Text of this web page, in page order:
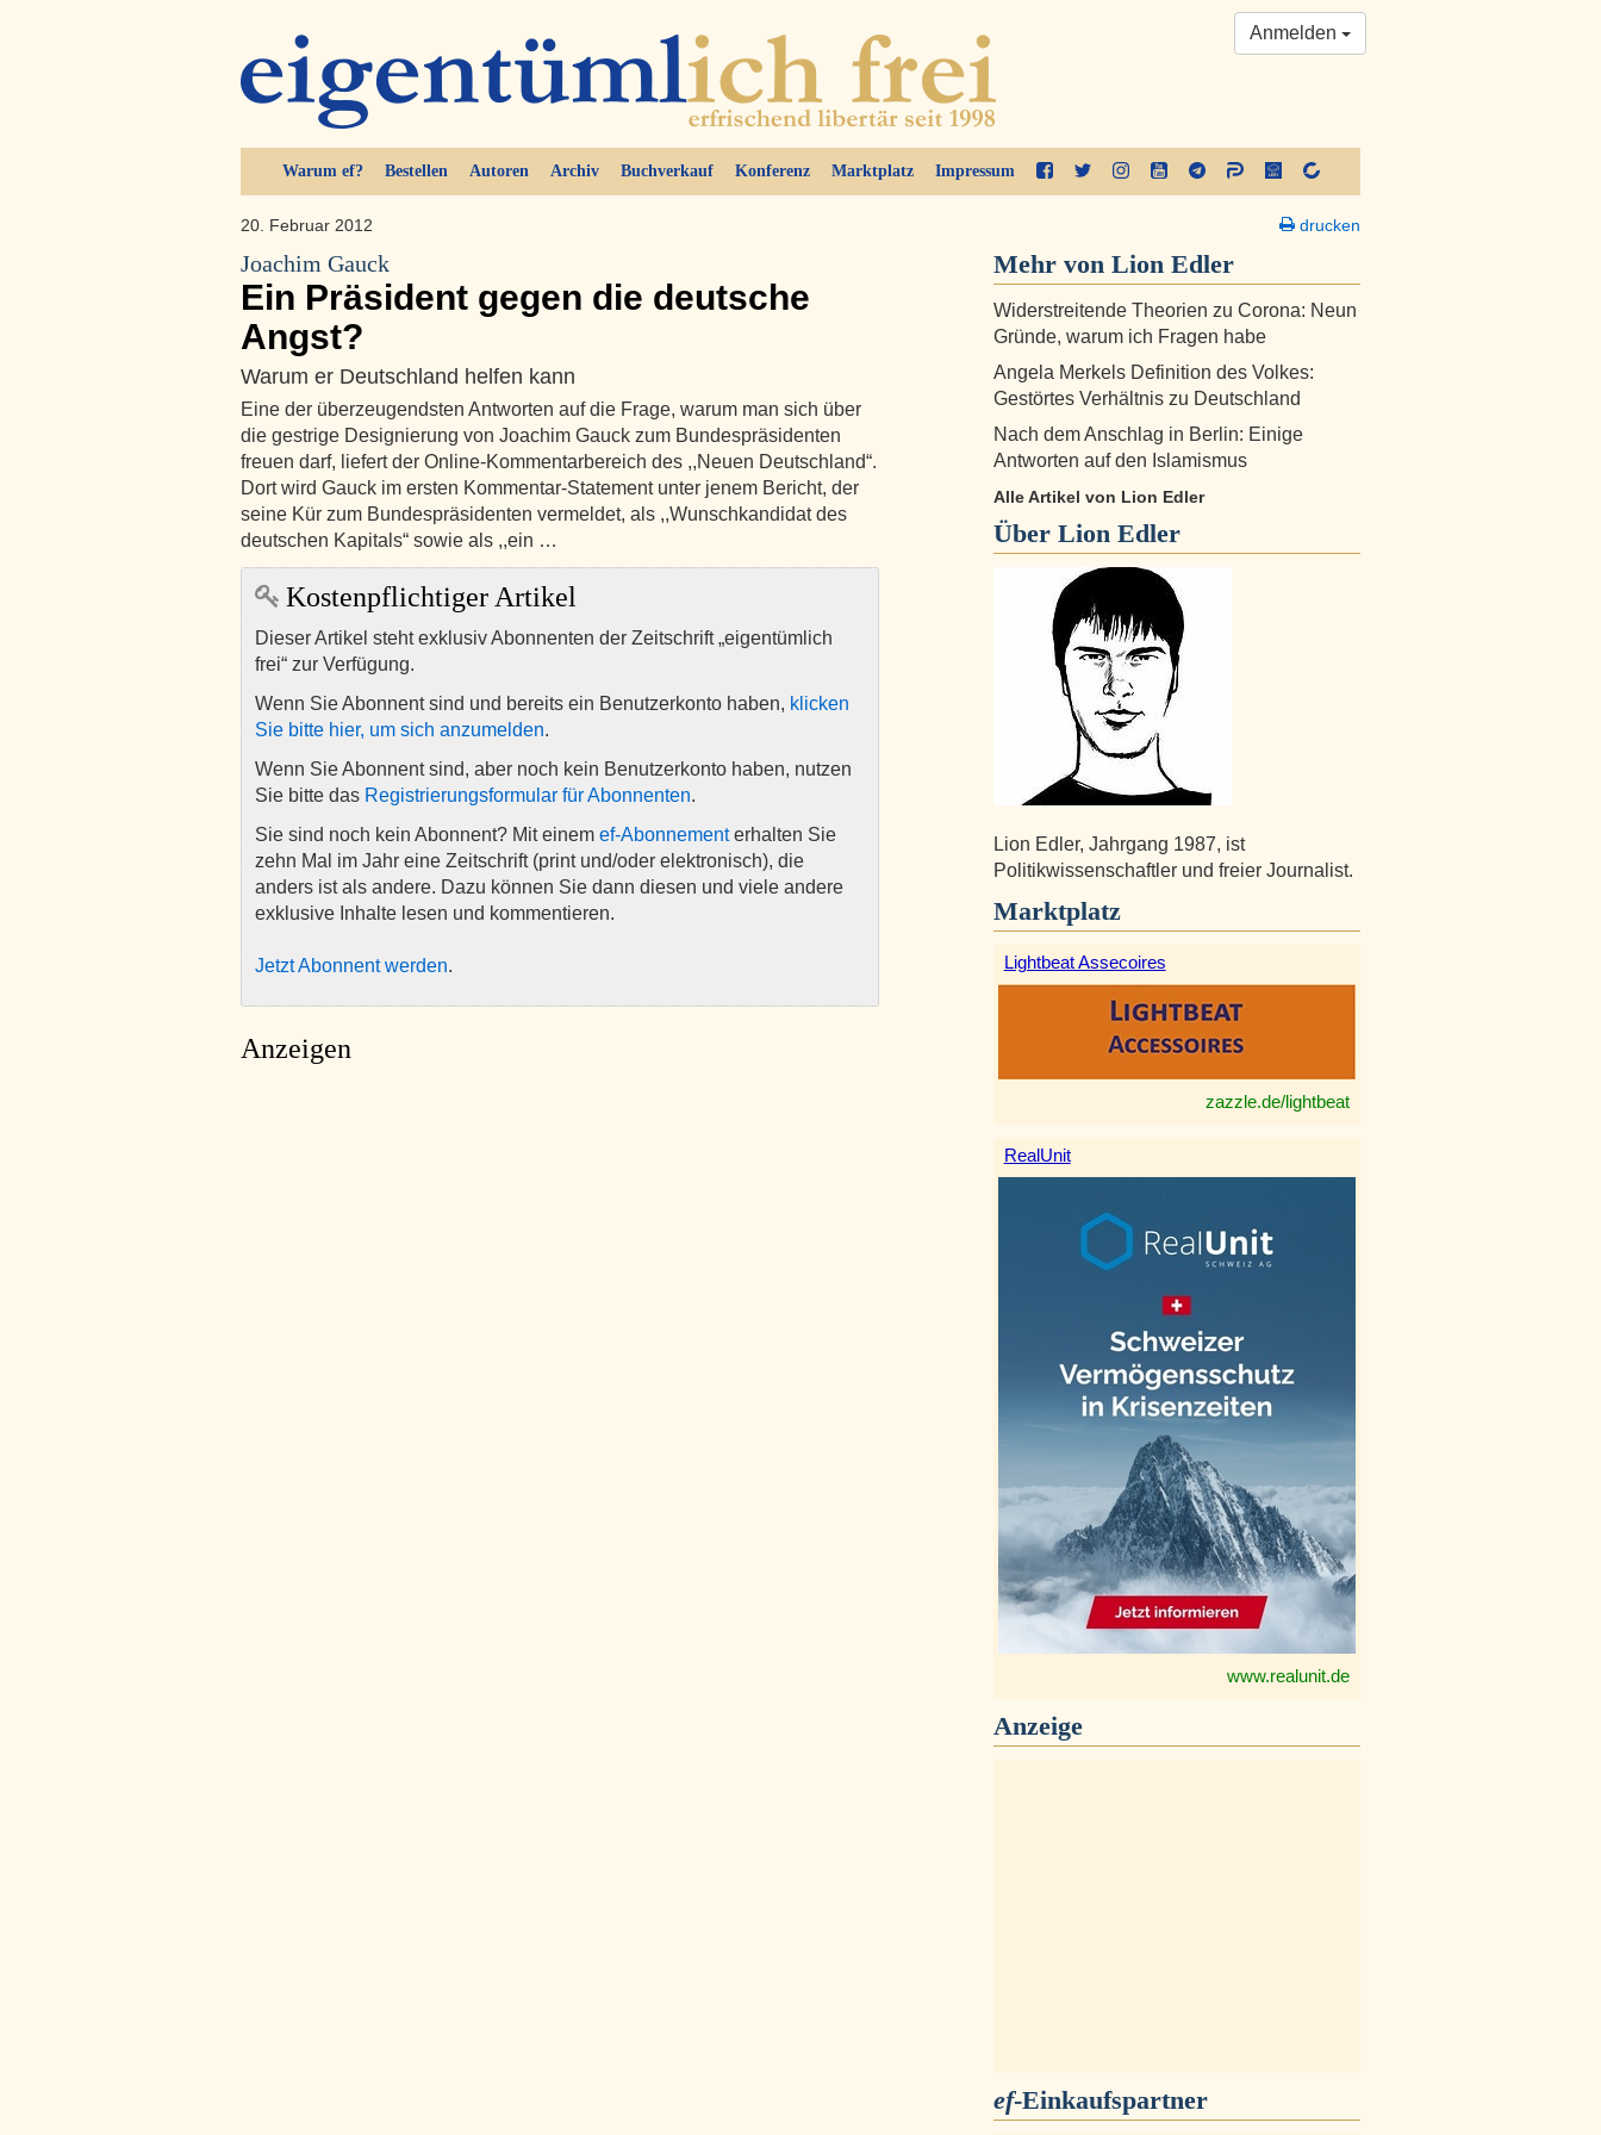
Warum ef? Bestellen Autoren Archiv Buchverkauf Konferenz Marktplatz Impressum
Anmelden
20. Februar 2012
Joachim Gauck
Ein Präsident gegen die deutsche
Angst?
Warum er Deutschland helfen kann
Eine der überzeugendsten Antworten auf die Frage, warum man sich über
die gestrige Designierung von Joachim Gauck zum Bundespräsidenten
freuen darf, liefert der Online-Kommentarbereich des ,,Neuen Deutschland“.
Dort wird Gauck im ersten Kommentar-Statement unter jenem Bericht, der
seine Kür zum Bundespräsidenten vermeldet, als ,,Wunschkandidat des
deutschen Kapitals“ sowie als ,,ein …
Kostenpflichtiger Artikel
Dieser Artikel steht exklusiv Abonnenten der Zeitschrift „eigentümlich
frei“ zur Verfügung.
Wenn Sie Abonnent sind und bereits ein Benutzerkonto haben, klicken
Sie bitte hier, um sich anzumelden.
Wenn Sie Abonnent sind, aber noch kein Benutzerkonto haben, nutzen
Sie bitte das Registrierungsformular für Abonnenten.
Sie sind noch kein Abonnent? Mit einem ef-Abonnementerhalten Sie
zehn Mal im Jahr eine Zeitschrift (print und/oder elektronisch), die
anders ist als andere. Dazu können Sie dann diesen und viele andere
exklusive Inhalte lesen und kommentieren.
Jetzt Abonnent werden.
Anzeigen
drucken
Mehr von Lion Edler
Widerstreitende Theorien zu Corona: Neun
Gründe, warum ich Fragen habe
Angela Merkels Definition des Volkes:
Gestörtes Verhältnis zu Deutschland
Nach dem Anschlag in Berlin: Einige
Antworten auf den Islamismus
Alle Artikel von Lion Edler
Über Lion Edler
Lion Edler, Jahrgang 1987, ist
Politikwissenschaftler und freier Journalist.
Marktplatz
Lightbeat Assecoires
zazzle.de/lightbeat
RealUnit
www.realunit.de
Anzeige
ef-Einkaufspartner